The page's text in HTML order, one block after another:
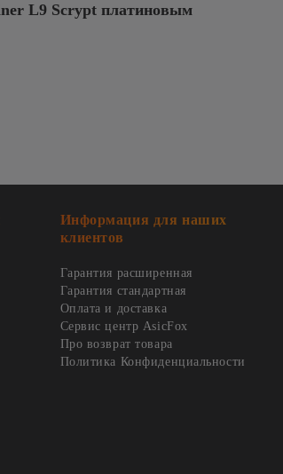
L9 Scrypt платиновым
Информация для наших
клиентов
Гарантия расширенная
Гарантия стандартная
Оплата и доставка
Сервис центр AsicFox
Про возврат товара
Политика Конфиденциальности